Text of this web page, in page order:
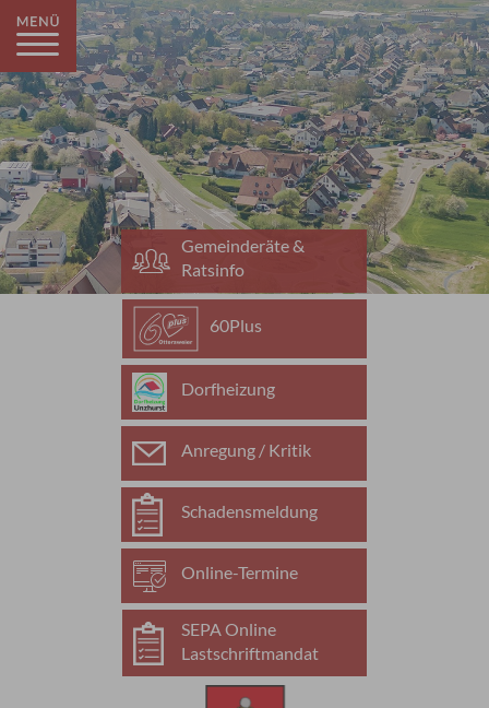
Gemeinderäte &
Ratsinfo
60Plus
Dorfheizung
Anregung / Kritik
Schadensmeldung
Online-Termine
SEPA Online
Lastschriftmandat